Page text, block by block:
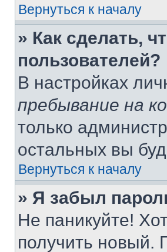
Вернуться к началу
» Как сделать,
пользователей?
В настройках
пребывание на
только
остальных вы
Вернуться к началу
» Я забыл
Не паникуйте!
получить новый.